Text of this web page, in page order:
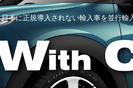
日本に正規導入されない輸入車を並行輸